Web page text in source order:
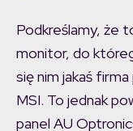
Podkreślamy, że
monitor, do
się nim jakaś
MSI. To jednak
panel AU